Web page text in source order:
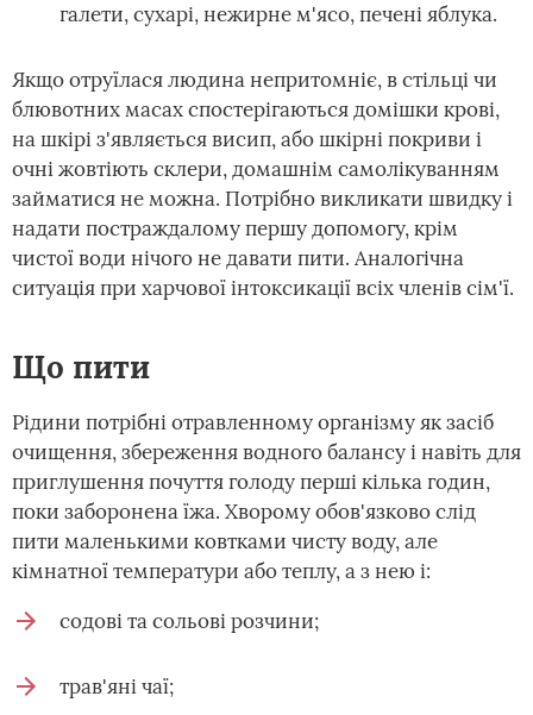
галети, сухарі, нежирне м'ясо, печені яблука.
Якщо отруїлася людина непритомніє, в стільці чи
блювотних масах спостерігаються домішки крові,
на шкірі з'являється висип, або шкірні покриви і
очні жовтіють склери, домашнім самолікуванням
займатися не можна. Потрібно викликати швидку і
надати постраждалому першу допомогу, крім
чистої води нічого не давати пити. Аналогічна
ситуація при харчової інтоксикації всіх членів сім'ї.
Що пити
Рідини потрібні отравленному організму як засіб
очищення, збереження водного балансу і навіть для
приглушення почуття голоду перші кілька годин,
поки заборонена їжа. Хворому обов'язково слід
пити маленькими ковтками чисту воду, але
кімнатної температури або теплу, а з нею і:
содові та сольові розчини;
трав'яні чаї;